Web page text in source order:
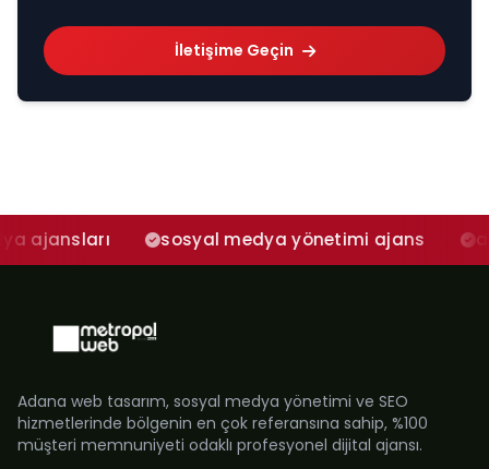
İletişime Geçin
sosyal medya yönetimi ajans adana
Adana web tasarım, sosyal medya yönetimi ve SEO
hizmetlerinde bölgenin en çok referansına sahip, %100
müşteri memnuniyeti odaklı profesyonel dijital ajansı.